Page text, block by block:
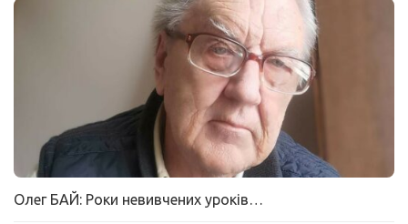
Олег БАЙ: Роки невивчених уроків…